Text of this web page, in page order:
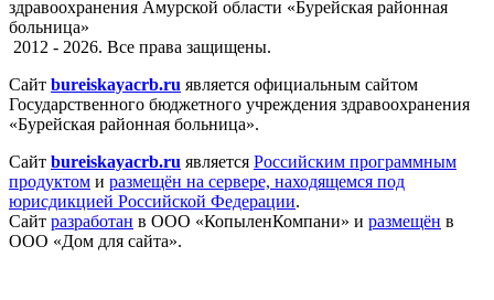
здравоохранения Амурской области «Бурейская районная
больница»
2012 - 2026. Все права защищены.
Сайт bureiskayacrb.ru является официальным сайтом
Государственного бюджетного учреждения здравоохранения
«Бурейская районная больница».
Сайт bureiskayacrb.ru является Российским программным
продуктом и размещён на сервере, находящемся под
юрисдикцией Российской Федерации.
Сайт разработан в ООО «КопыленКомпани» и размещён в
ООО «Дом для сайта».